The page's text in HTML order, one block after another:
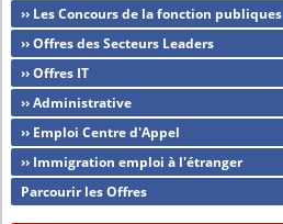
›› Les Concours de la fonction publiques
›› Offres des Secteurs Leaders
›› Offres IT
›› Administrative
›› Emploi Centre d'Appel
›› Immigration emploi à l'étranger
Parcourir les Offres